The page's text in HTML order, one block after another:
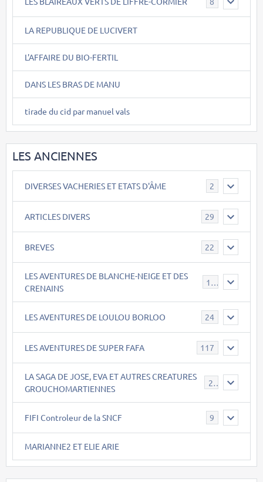
LA REPUBLIQUE DE LUCIVERT
L'AFFAIRE DU BIO-FERTIL
DANS LES BRAS DE MANU
tirade du cid par manuel vals
LES ANCIENNES
DIVERSES VACHERIES ET ETATS D'ÂME 2
ARTICLES DIVERS 29
BREVES 22
LES AVENTURES DE BLANCHE-NEIGE ET DES
CRENAINS
17
LES AVENTURES DE LOULOU BORLOO 24
LES AVENTURES DE SUPER FAFA 117
LA SAGA DE JOSE, EVA ET AUTRES CREATURES
GROUCHOMARTIENNES
26
FIFI Controleur de la SNCF 9
MARIANNE2 ET ELIE ARIE